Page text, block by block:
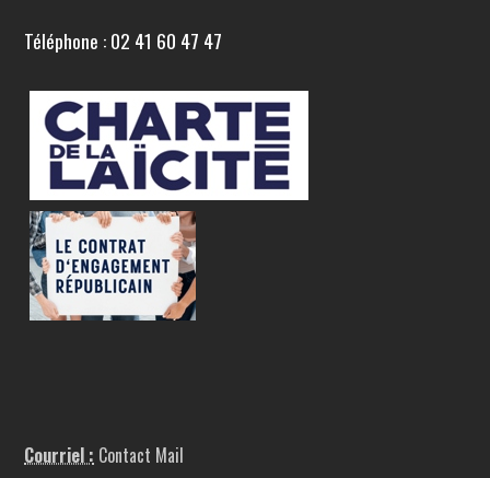
Téléphone : 02 41 60 47 47
Courriel : Contact Mail